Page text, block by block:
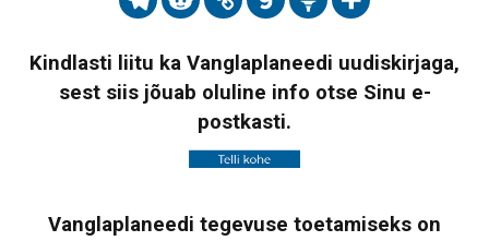
Kindlasti liitu ka Vanglaplaneedi uudiskirjaga,
sest siis jõuab oluline info otse Sinu e-
postkasti.
Vanglaplaneedi tegevuse toetamiseks on